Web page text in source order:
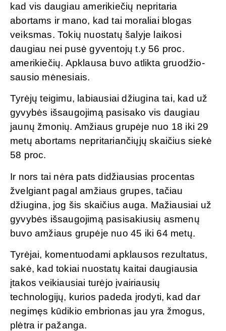
kad vis daugiau amerikiečių nepritaria
abortams ir mano, kad tai moraliai blogas
veiksmas. Tokių nuostatų šalyje laikosi
daugiau nei pusė gyventojų t.y 56 proc.
amerikiečių. Apklausa buvo atlikta gruodžio-
sausio mėnesiais.
Tyrėjų teigimu, labiausiai džiugina tai, kad už
gyvybės išsaugojimą pasisako vis daugiau
jaunų žmonių. Amžiaus grupėje nuo 18 iki 29
metų abortams nepritariančiųjų skaičius siekė
58 proc.
Ir nors tai nėra pats didžiausias procentas
žvelgiant pagal amžiaus grupes, tačiau
džiugina, jog šis skaičius auga. Mažiausiai už
gyvybės išsaugojimą pasisakiusių asmenų
buvo amžiaus grupėje nuo 45 iki 64 metų.
Tyrėjai, komentuodami apklausos rezultatus,
sakė, kad tokiai nuostatų kaitai daugiausia
įtakos veikiausiai turėjo įvairiausių
technologijų, kurios padeda įrodyti, kad dar
negimęs kūdikio embrionas jau yra žmogus,
plėtra ir pažanga.